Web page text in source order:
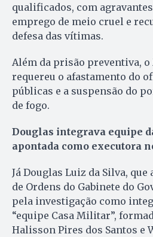
qualificados, com
emprego de meio cruel e
defesa das vítimas.
Além da prisão preventiva,
requereu o afastamento do
públicas e a suspensão do
de fogo.
Douglas integrava equipe
apontada como executora
Já Douglas Luiz da Silva, que
de Ordens do Gabinete do
pela investigação como
“equipe Casa Militar”,
Halisson Pires dos Santos e